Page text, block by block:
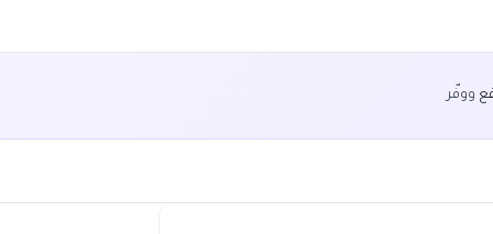
ووفّر